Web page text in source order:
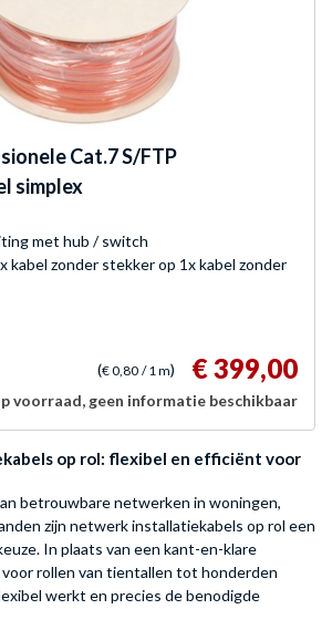
Cat.7 S/FTP
simplex
met hub / switch
kabel zonder stekker op 1x kabel zonder
(€ 0,80 / 1 m) € 399,00
voorraad, geen informatie beschikbaar
op rol: flexibel en efficiënt voor
betrouwbare netwerken in woningen,
zijn netwerk installatiekabels op rol een
In plaats van een kant-en-klare
rollen van tientallen tot honderden
werkt en precies de benodigde